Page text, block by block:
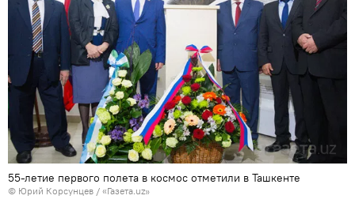
55-летие первого полета в космос отметили в Ташкенте
© Юрий Корсунцев / «Газета.uz»